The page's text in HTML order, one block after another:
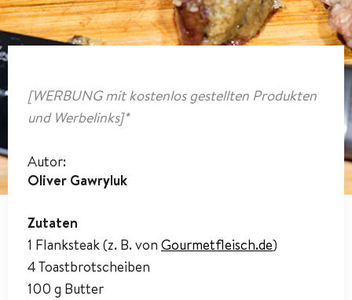
[WERBUNG mit kostenlos gestellten Produkten
und Werbelinks]*
Autor:
Oliver Gawryluk
Zutaten
1 Flanksteak (z. B. von Gourmetfleisch.de)
4 Toastbrotscheiben
100 g Butter